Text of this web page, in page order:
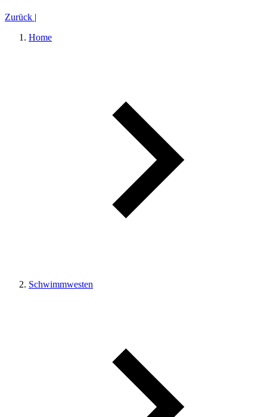
Zurück |
Home
Schwimmwesten